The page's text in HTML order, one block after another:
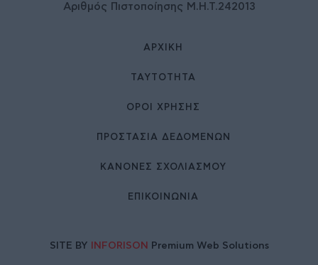
Αριθμός Πιστοποίησης Μ.Η.Τ.242013
ΑΡΧΙΚΉ
ΤΑΥΤΌΤΗΤΑ
ΌΡΟΙ ΧΡΉΣΗΣ
ΠΡΟΣΤΑΣΙΑ ΔΕΔΟΜΕΝΩΝ
ΚΑΝΟΝΕΣ ΣΧΟΛΙΑΣΜΟΥ
ΕΠΙΚΟΙΝΩΝΊΑ
SITE BY INFORISON Premium Web Solutions